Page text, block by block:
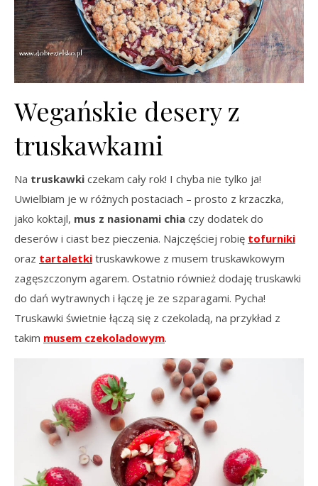
Wegańskie desery z
truskawkami
Na truskawki czekam cały rok! I chyba nie tylko ja!
Uwielbiam je w różnych postaciach – prosto z krzaczka,
jako koktajl, mus z nasionami chia czy dodatek do
deserów i ciast bez pieczenia. Najczęściej robię tofurniki
oraz tartaletki truskawkowe z musem truskawkowym
zagęszczonym agarem. Ostatnio również dodaję truskawki
do dań wytrawnych i łączę je ze szparagami. Pycha!
Truskawki świetnie łączą się z czekoladą, na przykład z
takim musem czekoladowym.